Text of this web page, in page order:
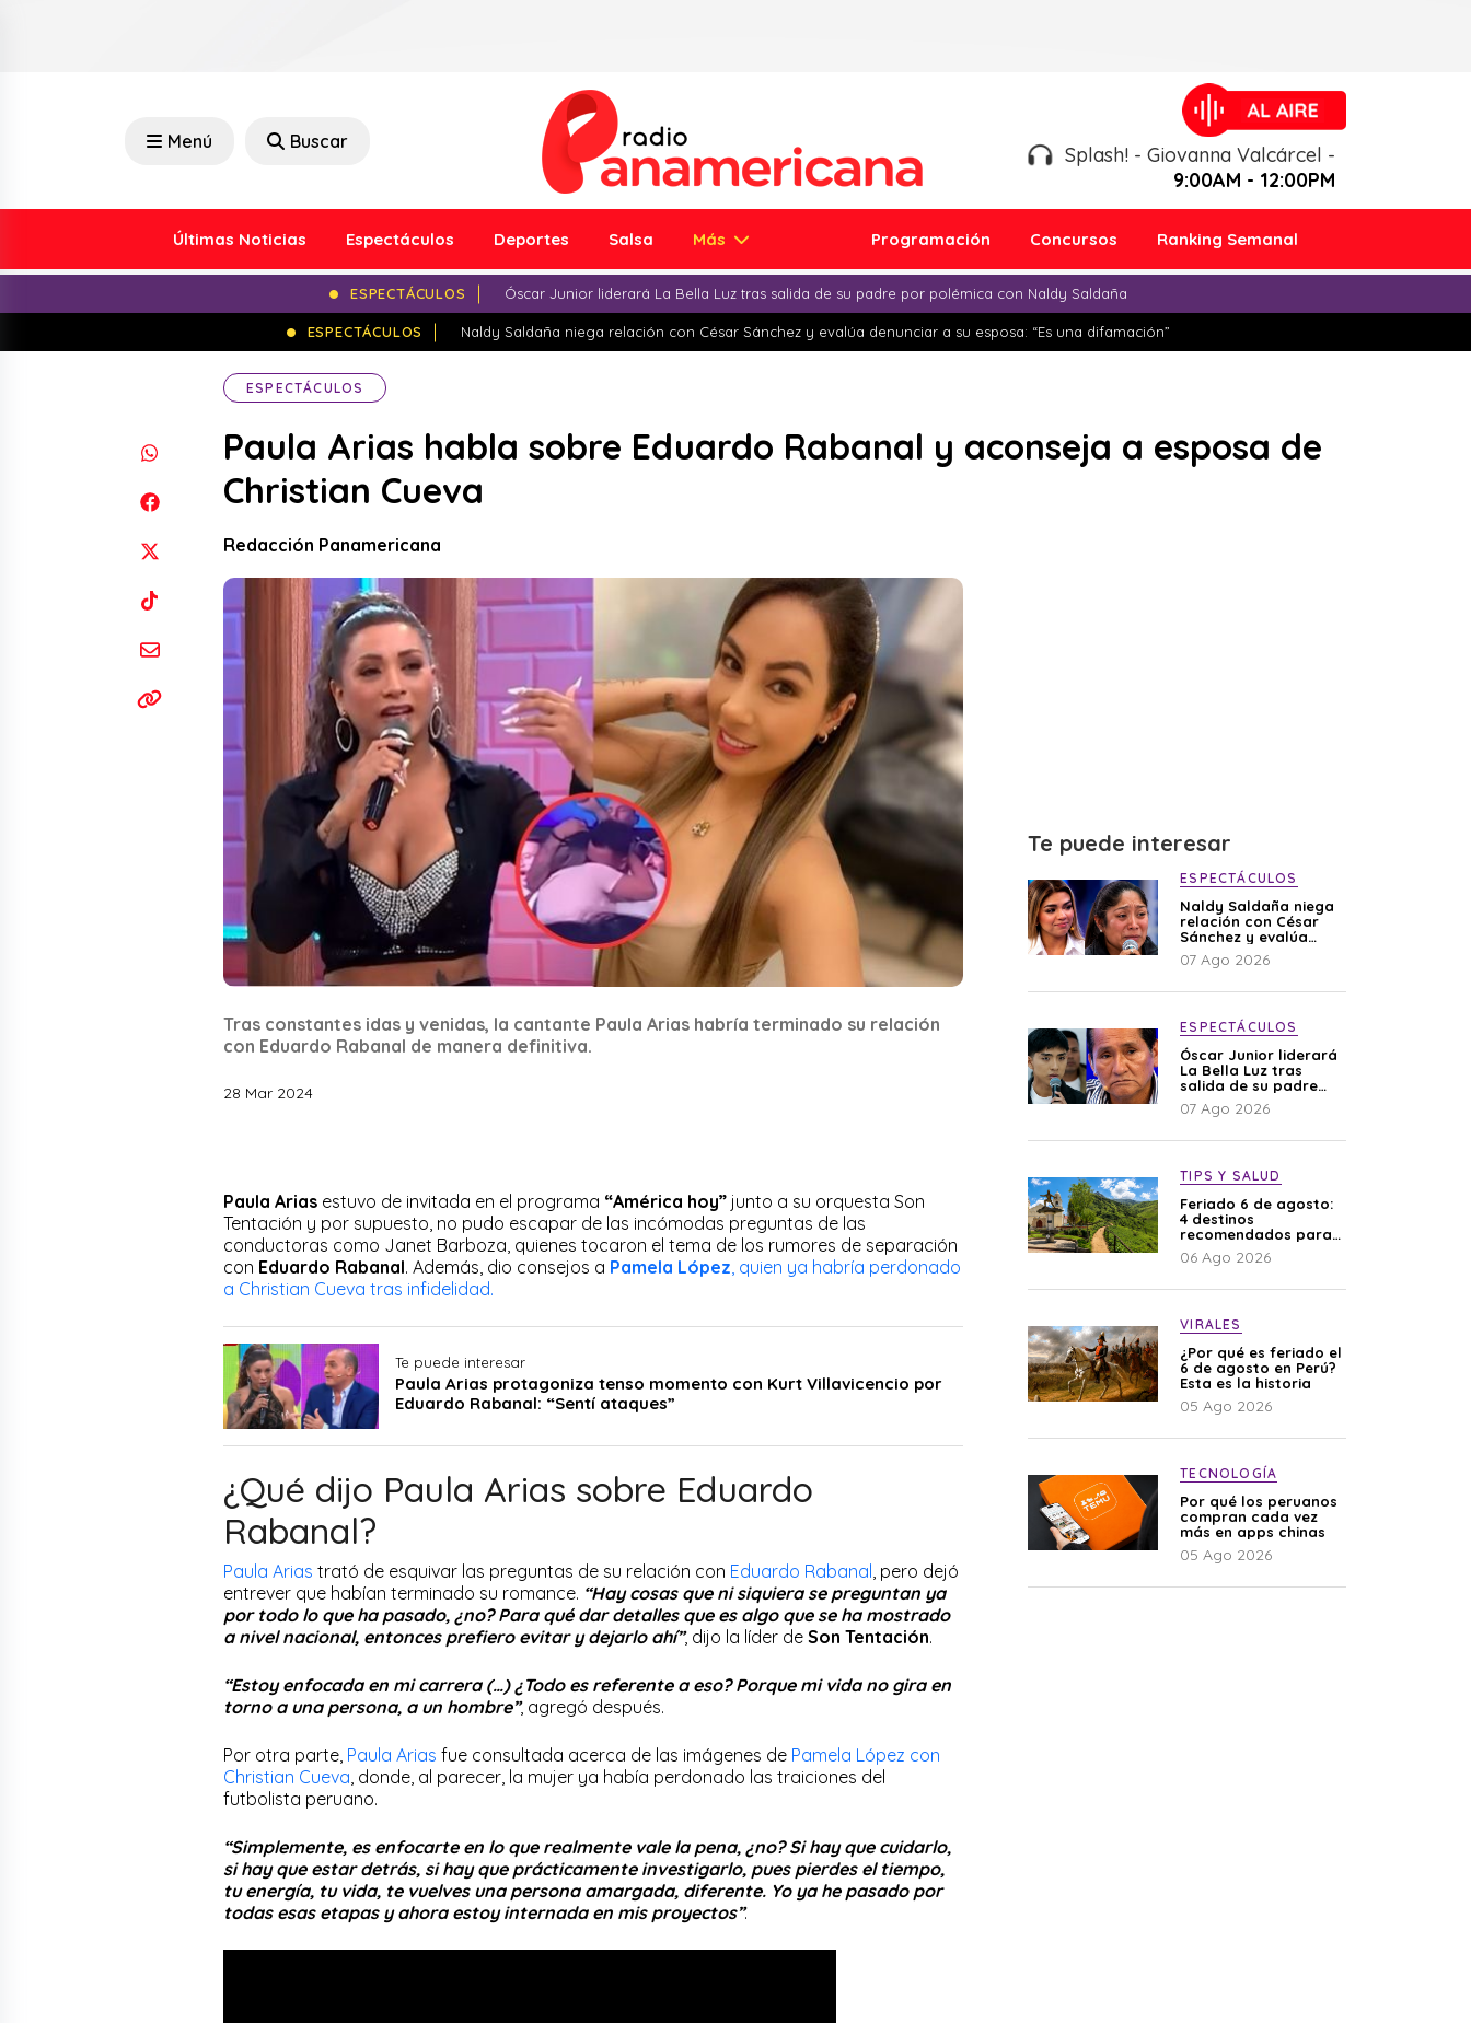
Menú Buscar
Splash! - Giovanna Valcárcel -
9:00AM - 12:00PM
Últimas Noticias Espectáculos Deportes Salsa Más Programación Concursos Ranking Semanal
ESPECTÁCULOS Óscar Junior liderará La Bella Luz tras salida de su padre por polémica con Naldy Saldaña
ESPECTÁCULOS Naldy Saldaña niega relación con César Sánchez y evalúa denunciar a su esposa: “Es una difamación”
ESPECTÁCULOS
Paula Arias habla sobre Eduardo Rabanal y aconseja a esposa de
Christian Cueva
Redacción Panamericana
Tras constantes idas y venidas, la cantante Paula Arias habría terminado su relación
con Eduardo Rabanal de manera definitiva.
28 Mar 2024
Paula Arias estuvo de invitada en el programa “América hoy” junto a su orquesta Son
Tentación y por supuesto, no pudo escapar de las incómodas preguntas de las
conductoras como Janet Barboza, quienes tocaron el tema de los rumores de separación
con Eduardo Rabanal. Además, dio consejos a Pamela López , quien ya habría perdonado
a Christian Cueva tras infidelidad.
Te puede interesar
Paula Arias protagoniza tenso momento con Kurt Villavicencio por
Eduardo Rabanal: “Sentí ataques”
¿Qué dijo Paula Arias sobre Eduardo
Rabanal?
Paula Arias trató de esquivar las preguntas de su relación con Eduardo Rabanal, pero dejó
entrever que habían terminado su romance. “Hay cosas que ni siquiera se preguntan ya
por todo lo que ha pasado, ¿no? Para qué dar detalles que es algo que se ha mostrado
a nivel nacional, entonces prefiero evitar y dejarlo ahí”, dijo la líder de Son Tentación.
“Estoy enfocada en mi carrera (…) ¿Todo es referente a eso? Porque mi vida no gira en
torno a una persona, a un hombre”, agregó después.
Por otra parte, Paula Arias fue consultada acerca de las imágenes de Pamela López con
Christian Cueva, donde, al parecer, la mujer ya había perdonado las traiciones del
futbolista peruano.
“Simplemente, es enfocarte en lo que realmente vale la pena, ¿no? Si hay que cuidarlo,
si hay que estar detrás, si hay que prácticamente investigarlo, pues pierdes el tiempo,
tu energía, tu vida, te vuelves una persona amargada, diferente. Yo ya he pasado por
todas esas etapas y ahora estoy internada en mis proyectos”.
Te puede interesar
ESPECTÁCULOS
Naldy Saldaña niega
relación con César
Sánchez y evalúa
denunciar a su
esposa: “Es una
07 Ago 2026
ESPECTÁCULOS
Óscar Junior liderará
La Bella Luz tras
salida de su padre
por polémica con
Naldy Saldaña
07 Ago 2026
TIPS Y SALUD
Feriado 6 de agosto:
4 destinos
recomendados para
disfrutar el descanso
06 Ago 2026
VIRALES
¿Por qué es feriado el
6 de agosto en Perú?
Esta es la historia
05 Ago 2026
TECNOLOGÍA
Por qué los peruanos
compran cada vez
más en apps chinas
05 Ago 2026